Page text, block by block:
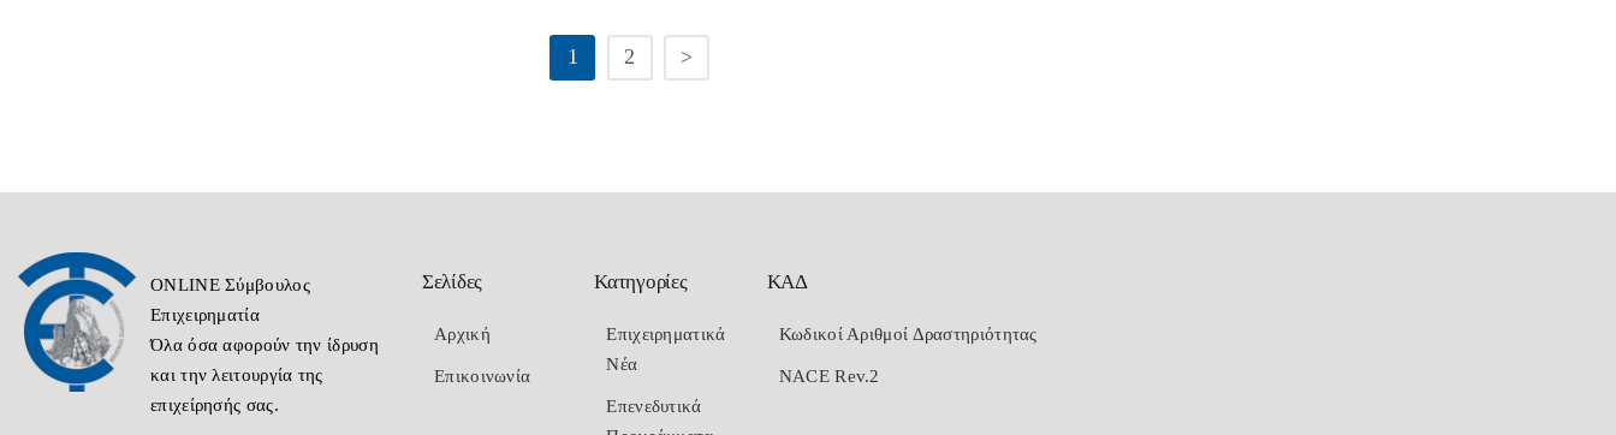
1 2 >
ONLINE Σύμβουλος
Επιχειρηματία
Όλα όσα αφορούν την ίδρυση
και την λειτουργία της
επιχείρησής σας.
Σελίδες
Αρχική
Επικοινωνία
Κατηγορίες
Επιχειρηματικά
Νέα
Επενεδυτικά
ΚΑΔ
Κωδικοί Αριθμοί Δραστηριότητας
NACE Rev.2